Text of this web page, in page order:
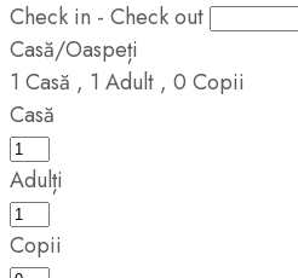
Check in - Check out
Casă/Oaspeți
1 Casă , 1 Adult , 0 Copii
Casă
Adulți
Copii